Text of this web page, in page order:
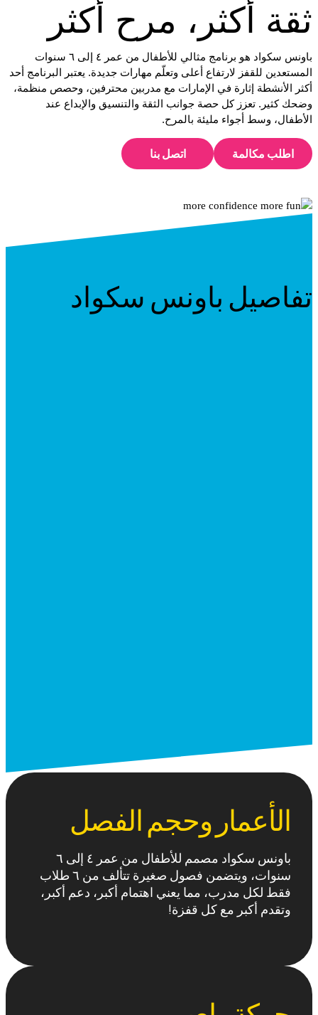
ثقة أكثر، مرح أكثر
باونس سكواد هو برنامج مثالي للأطفال من عمر ٤ إلى ٦ سنوات
المستعدين للقفز لارتفاع أعلى وتعلّم مهارات جديدة. يعتبر البرنامج أحد
أكثر الأنشطة إثارة في الإمارات مع مدربين محترفين، وحصص منظمة،
وضحك كثير. تعزز كل حصة جوانب الثقة والتنسيق والإبداع عند
الأطفال، وسط أجواء مليئة بالمرح.
اطلب مكالمة اتصل بنا
تفاصيل باونس سكواد
الأعمار وحجم الفصل
باونس سكواد مصمم للأطفال من عمر ٤ إلى ٦
سنوات، ويتضمن فصول صغيرة تتألف من ٦ طلاب
فقط لكل مدرب، مما يعني اهتمام أكبر، دعم أكبر،
وتقدم أكبر مع كل قفزة!